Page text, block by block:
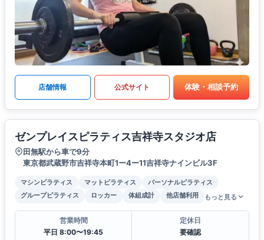
店舗情報 公式サイト 体験・相談予約
ゼンプレイスピラティス吉祥寺スタジオ店
田無駅から車で9分
東京都武蔵野市吉祥寺本町1ー4ー11吉祥寺ナインビル3F
マシンピラティス マットピラティス
パーソナルピラティス
グループピラティス
ロッカー 体組成計 他店舗利用 もっと見る
営業時間
平日 8:00〜19:45
定休日
要確認